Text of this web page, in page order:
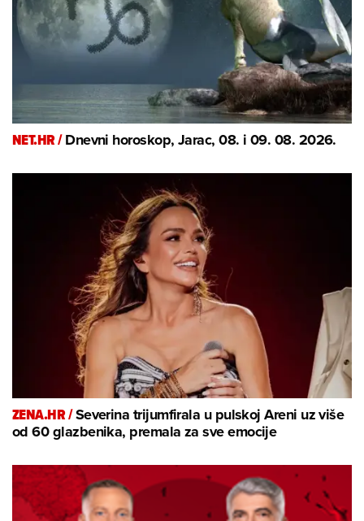
NET.HR /Dnevni horoskop, Jarac, 08. i 09. 08. 2026.
ZENA.HR /Severina trijumfirala u pulskoj Areni uz više
od 60 glazbenika, premala za sve emocije